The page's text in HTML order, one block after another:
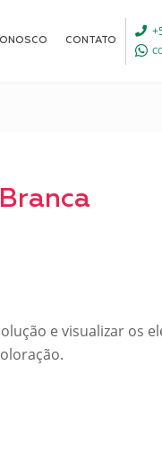
CONTATO
e visualizar os